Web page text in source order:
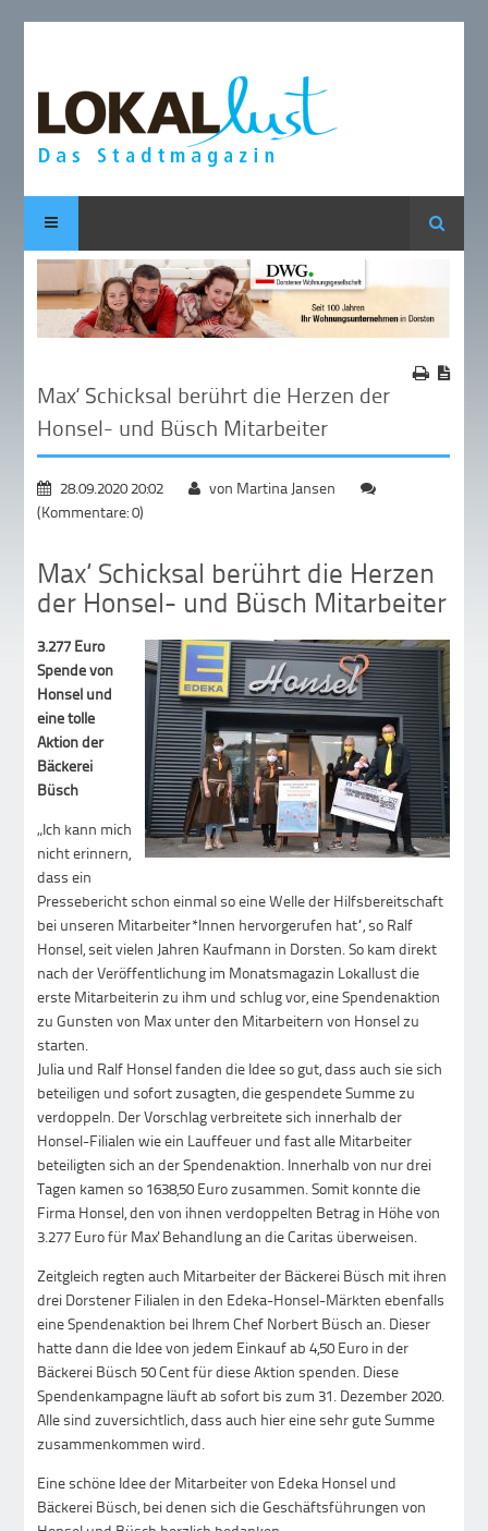
Suche
Max‘ Schicksal berührt die Herzen der
Honsel- und Büsch Mitarbeiter
28.09.2020 20:02
von Martina Jansen
(Kommentare: 0)
Max‘ Schicksal berührt die Herzen
der Honsel- und Büsch Mitarbeiter
3.277 Euro
Spende von
Honsel und
eine tolle
Aktion der
Bäckerei
Büsch
„Ich kann mich
nicht erinnern,
dass ein
Pressebericht schon einmal so eine Welle der Hilfsbereitschaft
bei unseren Mitarbeiter*Innen hervorgerufen hat“, so Ralf
Honsel, seit vielen Jahren Kaufmann in Dorsten. So kam direkt
nach der Veröffentlichung im Monatsmagazin Lokallust die
erste Mitarbeiterin zu ihm und schlug vor, eine Spendenaktion
zu Gunsten von Max unter den Mitarbeitern von Honsel zu
starten.
Julia und Ralf Honsel fanden die Idee so gut, dass auch sie sich
beteiligen und sofort zusagten, die gespendete Summe zu
verdoppeln. Der Vorschlag verbreitete sich innerhalb der
Honsel-Filialen wie ein Lauffeuer und fast alle Mitarbeiter
beteiligten sich an der Spendenaktion. Innerhalb von nur drei
Tagen kamen so 1638,50 Euro zusammen. Somit konnte die
Firma Honsel, den von ihnen verdoppelten Betrag in Höhe von
3.277 Euro für Max' Behandlung an die Caritas überweisen.
Zeitgleich regten auch Mitarbeiter der Bäckerei Büsch mit ihren
drei Dorstener Filialen in den Edeka-Honsel-Märkten ebenfalls
eine Spendenaktion bei Ihrem Chef Norbert Büsch an. Dieser
hatte dann die Idee von jedem Einkauf ab 4,50 Euro in der
Bäckerei Büsch 50 Cent für diese Aktion spenden. Diese
Spendenkampagne läuft ab sofort bis zum 31. Dezember 2020.
Alle sind zuversichtlich, dass auch hier eine sehr gute Summe
zusammenkommen wird.
Eine schöne Idee der Mitarbeiter von Edeka Honsel und
Bäckerei Büsch, bei denen sich die Geschäftsführungen von